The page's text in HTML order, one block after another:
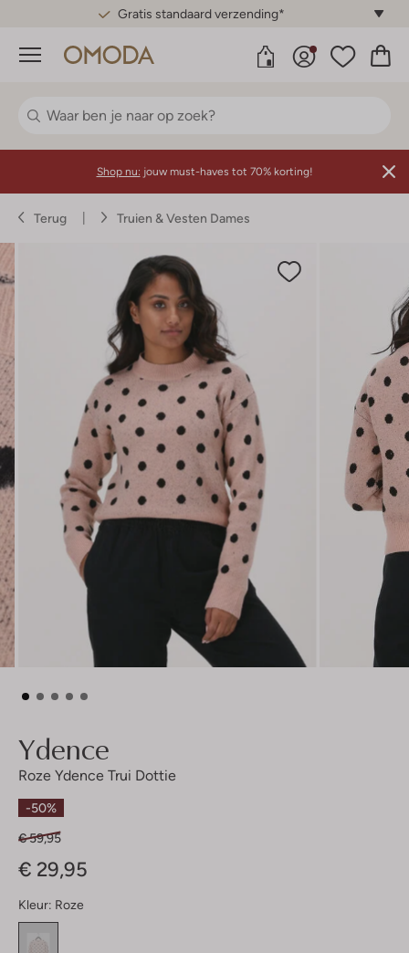
Gratis standaard verzending*
Menu
Shop nu: jouw must-haves tot 70% korting!
Terug Truien & Vesten Dames
Ydence
Roze Ydence Trui Dottie
-50%
€ 59,95
€ 29,95
Kleur: Roze